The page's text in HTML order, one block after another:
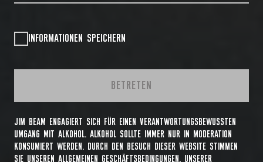
INFORMATIONEN SPEICHERN
BETRETEN
JIM BEAM ENGAGIERT SICH FÜR EINEN VERANTWORTUNGSBEWUSSTEN
UMGANG MIT ALKOHOL. ALKOHOL SOLLTE IMMER NUR IN MODERATION
KONSUMIERT WERDEN. DURCH DEN BESUCH DIESER WEBSITE STIMMEN
SIE UNSEREN ALLGEMEINEN GESCHÄFTSBEDINGUNGEN, UNSERER